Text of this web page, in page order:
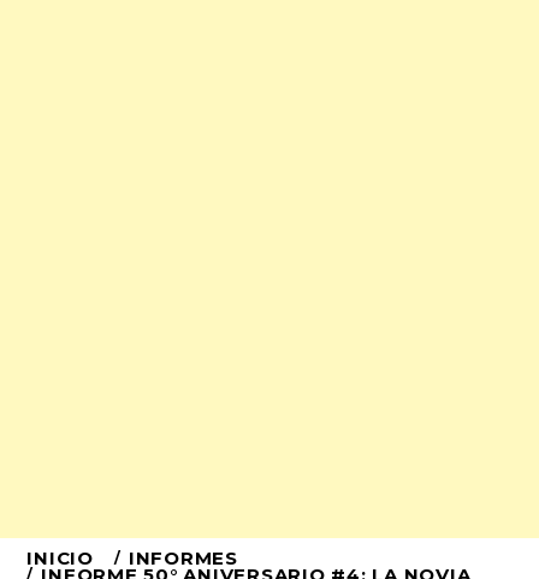
Ir
INICIO INFORMES